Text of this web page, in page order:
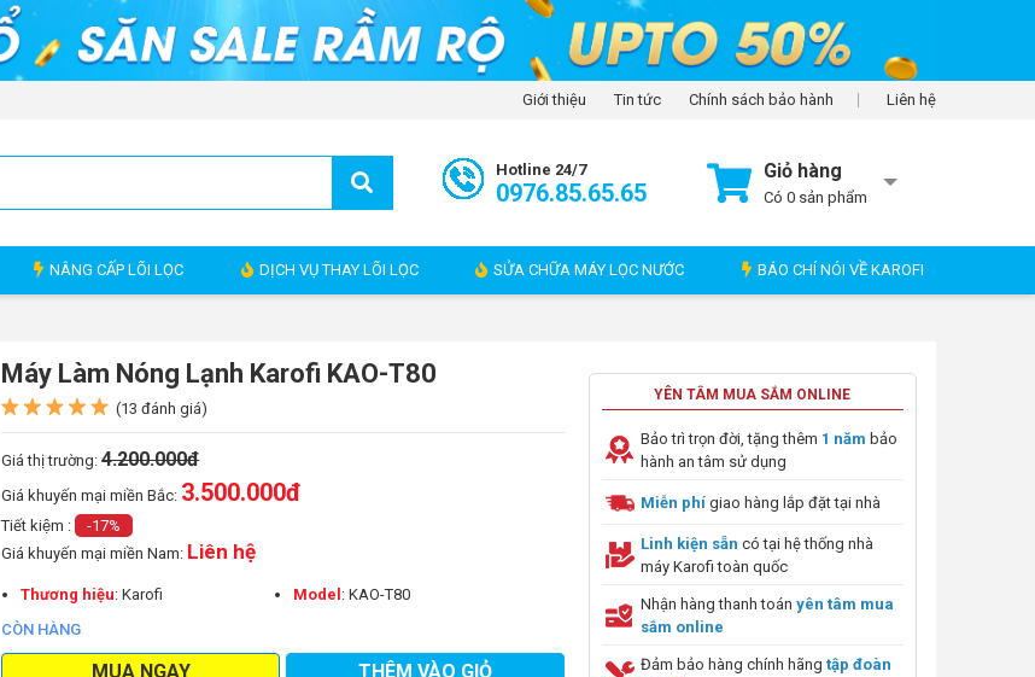
Giới thiệu Tin tức Chính sách bảo hành Liên hệ
Hotline 24/7
0976.85.65.65
Giỏ hàng
Có 0 sản phẩm
NÂNG CẤP LÕI LỌC DỊCH VỤ THAY LÕI LỌC SỬA CHỮA MÁY LỌC NƯỚC BÁO CHÍ NÓI VỀ KAROFI
Máy Làm Nóng Lạnh Karofi KAO-T80
(13 đánh giá)
Giá thị trường:4.200.000đ
Giá khuyến mại miền Bắc: 3.500.000đ
Tiết kiệm :
-17%
Giá khuyến mại miền Nam: Liên hệ
Thương hiệu: Karofi Model: KAO-T80
CÒN HÀNG
MUA NGAY THÊM VÀO GIỎ
YÊN TÂM MUA SẮM ONLINE
Bảo trì trọn đời, tặng thêm 1 năm bảo
hành an tâm sử dụng
Miễn phígiao hàng lắp đặt tại nhà
Linh kiện sẵn có tại hệ thống nhà
máy Karofi toàn quốc
Nhận hàng thanh toán yên tâm mua
sắm online
Đảm bảo hàng chính hãng tập đoàn